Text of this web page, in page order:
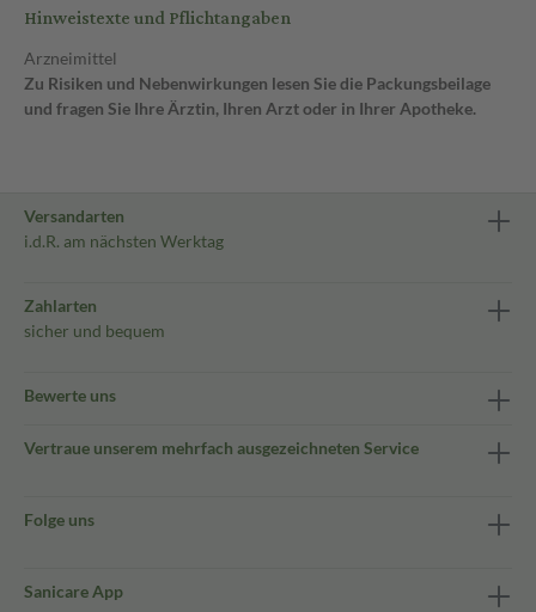
Hinweistexte und Pflichtangaben
Arzneimittel
Zu Risiken und Nebenwirkungen lesen Sie die Packungsbeilage
und fragen Sie Ihre Ärztin, Ihren Arzt oder in Ihrer Apotheke.
Versandarten
i.d.R. am nächsten Werktag
Zahlarten
sicher und bequem
Bewerte uns
Vertraue unserem mehrfach ausgezeichneten Service
Folge uns
Sanicare App